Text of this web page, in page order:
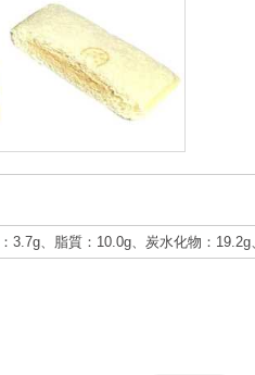
3.7g、脂質：10.0g、炭水化物：